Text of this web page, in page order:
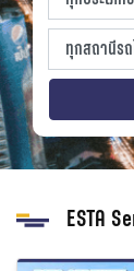
sproperty
ทุกสถานีร
ทุกสถานีร
strain-
ทุกช่วงรา
ESTA